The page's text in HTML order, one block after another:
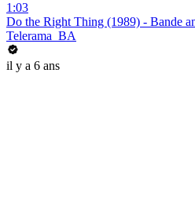
1:03
Do the Right Thing (1989) - Bande
Telerama_BA
il y a 6 ans